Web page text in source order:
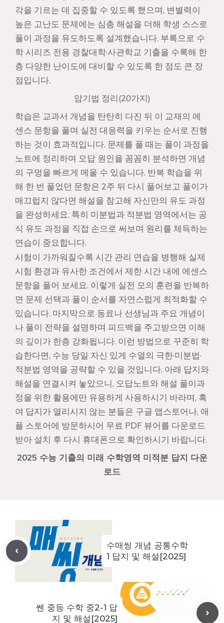
각을 기르는 데 집중할 수 있도록 했으며, 변별력이
높은 고난도 문제에는 심층 해설을 더해 학생 스스로
풀이 과정을 유도하도록 설계했습니다. 부록으로 수
학 시리즈 전용 경찰대학·사관학교 기출을 수록해 한
층 다양한 난이도에 대비할 수 있도록 한 점도 큰 장
점입니다.
암기법 정리(20가지)
학습은 교과서 개념을 탄탄히 다진 뒤 이 교재의 에
센스 문항을 풀며 실전 대응력을 키우는 순서로 진행
하는 것이 효과적입니다. 문제를 풀 때는 풀이 과정을
노트에 정리하며 오답 원인을 꼼꼼히 분석하면 개념
의 구멍을 빠르게 메울 수 있습니다. 반복 학습을 위
해 한 번 풀었던 문항은 2주 뒤 다시 풀어보고 풀이가
매끄럽지 않다면 해설을 참고해 자신만의 유도 과정
을 완성하세요. 특히 미분법과 적분법 영역에서는 공
식 유도 과정을 직접 손으로 써보며 원리를 체득하는
연습이 중요합니다.
시험이 가까워질수록 시간 관리 연습을 병행해 실제
시험 환경과 유사한 조건에서 제한 시간 내에 에센스
문항을 풀어 보세요. 이렇게 실전 모의 훈련을 반복하
면 문제 선택과 풀이 순서를 자연스럽게 최적화할 수
있습니다. 마지막으로 동료나 선생님과 주요 개념이
나 풀이 전략을 설명하며 피드백을 주고받으면 이해
의 깊이가 한층 강화됩니다. 이런 방법으로 꾸준히 학
습한다면, 수능 당일 자신 있게 수열의 극한·미분법·
적분법 영역을 공략할 수 있을 것입니다. 아래 답지와
해설을 연결시켜 놓았으니, 오답노트와 해설 풀이과
정을 위한 활용에만 유용하게 사용하시기 바라며, 혹
여 답지가 열리시지 않는 분들은 구글 앱스토어나, 애
플 스토어에 방문하시어 무료 PDF 뷰어를 다운로드
받아 설치 후 다시 휴대폰으로 확인하시기 바랍니다.
2025 수능 기출의 미래 수학영역 미적분 답지 다운
로드
수매씽 개념 공통수학
1 답지 및 해설[2025]
쎈 중등 수학 중2-1 답
지 및 해설[2025]